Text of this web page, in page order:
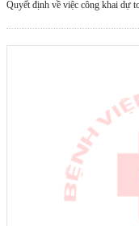
Quyết định về việc công khai dự